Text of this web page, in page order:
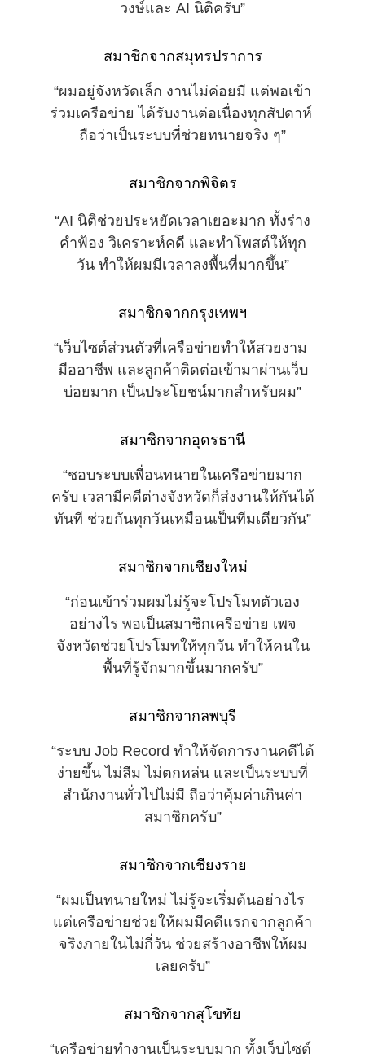
วงษ์และ AI นิติครับ”
สมาชิกจากสมุทรปราการ
“AI นิติช่วยประหยัดเวลาเยอะมาก ทั้งร่าง
คำฟ้อง วิเคราะห์คดี และทำโพสต์ให้ทุก
วัน ทำให้ผมมีเวลาลงพื้นที่มากขึ้น”
สมาชิกจากกรุงเทพฯ
“เว็บไซต์ส่วนตัวที่เครือข่ายทำให้สวยงาม
มืออาชีพ และลูกค้าติดต่อเข้ามาผ่านเว็บ
บ่อยมาก เป็นประโยชน์มากสำหรับผม”
สมาชิกจากอุดรธานี
“ผมอยู่จังหวัดเล็ก งานไม่ค่อยมี แต่พอเข้า
ร่วมเครือข่าย ได้รับงานต่อเนื่องทุกสัปดาห์
ถือว่าเป็นระบบที่ช่วยทนายจริง ๆ”
สมาชิกจากพิจิตร
“ชอบระบบเพื่อนทนายในเครือข่ายมาก
ครับ เวลามีคดีต่างจังหวัดก็ส่งงานให้กันได้
ทันที ช่วยกันทุกวันเหมือนเป็นทีมเดียวกัน”
สมาชิกจากเชียงใหม่
“ก่อนเข้าร่วมผมไม่รู้จะโปรโมทตัวเอง
อย่างไร พอเป็นสมาชิกเครือข่าย เพจ
จังหวัดช่วยโปรโมทให้ทุกวัน ทำให้คนใน
พื้นที่รู้จักมากขึ้นมากครับ”
สมาชิกจากลพบุรี
“ระบบ Job Record ทำให้จัดการงานคดีได้
ง่ายขึ้น ไม่ลืม ไม่ตกหล่น และเป็นระบบที่
สำนักงานทั่วไปไม่มี ถือว่าคุ้มค่าเกินค่า
สมาชิกครับ”
สมาชิกจากเชียงราย
“ผมเป็นทนายใหม่ ไม่รู้จะเริ่มต้นอย่างไร
แต่เครือข่ายช่วยให้ผมมีคดีแรกจากลูกค้า
จริงภายในไม่กี่วัน ช่วยสร้างอาชีพให้ผม
เลยครับ”
สมาชิกจากสุโขทัย
“เครือข่ายทำงานเป็นระบบมาก ทั้งเว็บไซต์